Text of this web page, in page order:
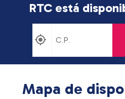
RTC está
Mapa de